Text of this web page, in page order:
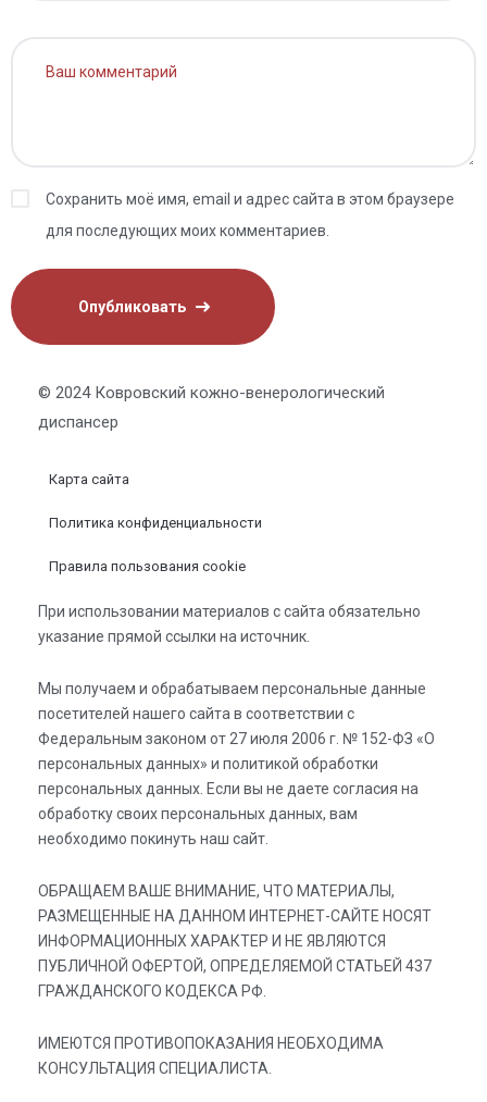
Сохранить моё имя, email и адрес сайта в этом браузере
для последующих моих комментариев.
© 2024 Ковровский кожно-венерологический
диспансер
Карта сайта
Политика конфиденциальности
Правила пользования cookie
При использовании материалов с сайта обязательно
указание прямой ссылки на источник.
Мы получаем и обрабатываем персональные данные
посетителей нашего сайта в соответствии с
Федеральным законом от 27 июля 2006 г. № 152-ФЗ «О
персональных данных» и политикой обработки
персональных данных. Если вы не даете согласия на
обработку своих персональных данных, вам
необходимо покинуть наш сайт.
ОБРАЩАЕМ ВАШЕ ВНИМАНИЕ, ЧТО МАТЕРИАЛЫ,
РАЗМЕЩЕННЫЕ НА ДАННОМ ИНТЕРНЕТ-САЙТЕ НОСЯТ
ИНФОРМАЦИОННЫХ ХАРАКТЕР И НЕ ЯВЛЯЮТСЯ
ПУБЛИЧНОЙ ОФЕРТОЙ, ОПРЕДЕЛЯЕМОЙ СТАТЬЕЙ 437
ГРАЖДАНСКОГО КОДЕКСА РФ.
ИМЕЮТСЯ ПРОТИВОПОКАЗАНИЯ НЕОБХОДИМА
КОНСУЛЬТАЦИЯ СПЕЦИАЛИСТА.